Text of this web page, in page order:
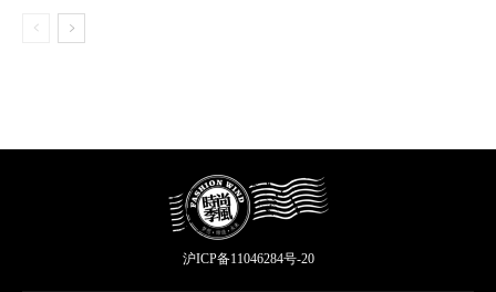
沪ICP备11046284号-20